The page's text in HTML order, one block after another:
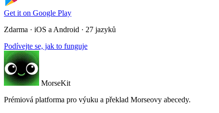
Get it on Google Play
Zdarma · iOS a Android · 27 jazyků
Podívejte se, jak to funguje
MorseKit
Prémiová platforma pro výuku a překlad Morseovy abecedy.